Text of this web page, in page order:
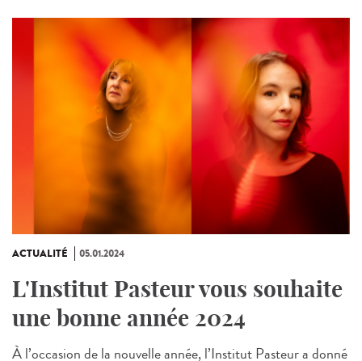
ACTUALITÉ 05.01.2024
L'Institut Pasteur vous souhaite
une bonne année 2024
À l’occasion de la nouvelle année, l’Institut Pasteur a donné